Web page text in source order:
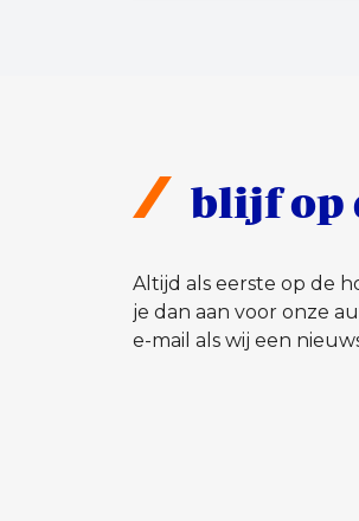
blijf op
Altijd als eerste op de
je dan aan voor onze
e-mail als wij een